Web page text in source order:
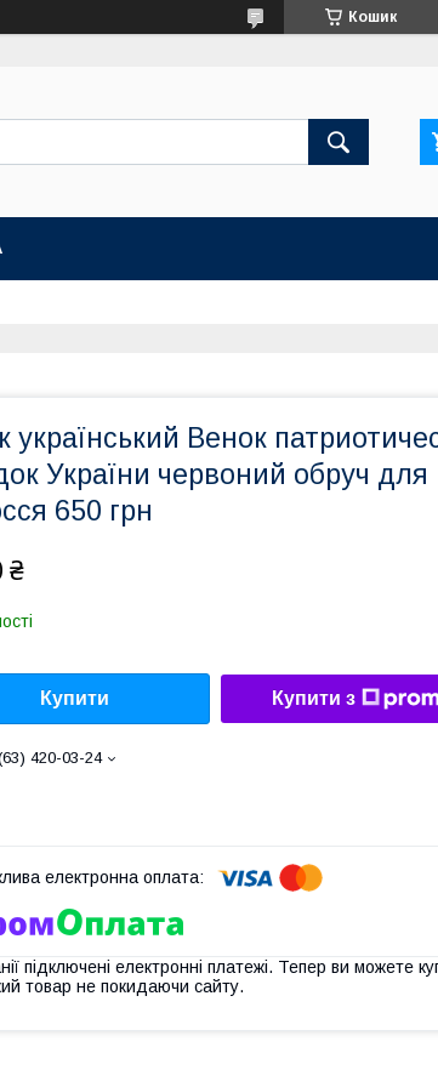
Кошик
український Венок
України червоний обруч для
650 грн
₴
Купити Купити з
420-03-24
підключені електронні платежі. Тепер ви можете
товар не покидаючи сайту.